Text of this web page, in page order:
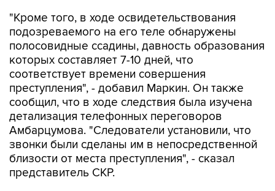
"Кроме того, в ходе освидетельствования
подозреваемого на его теле обнаружены
полосовидные ссадины, давность образования
которых составляет 7-10 дней, что
соответствует времени совершения
преступления", - добавил Маркин. Он также
сообщил, что в ходе следствия была изучена
детализация телефонных переговоров
Амбарцумова. "Следователи установили, что
звонки были сделаны им в непосредственной
близости от места преступления", - сказал
представитель СКР.